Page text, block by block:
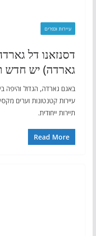
עיירות וכפרים
דסנזאנו דל
גארדה) יש חדש
באגם גארדה, הגדול והיפה
עיירות קטנטונות וערים
תיירות ייחודית.
Read More